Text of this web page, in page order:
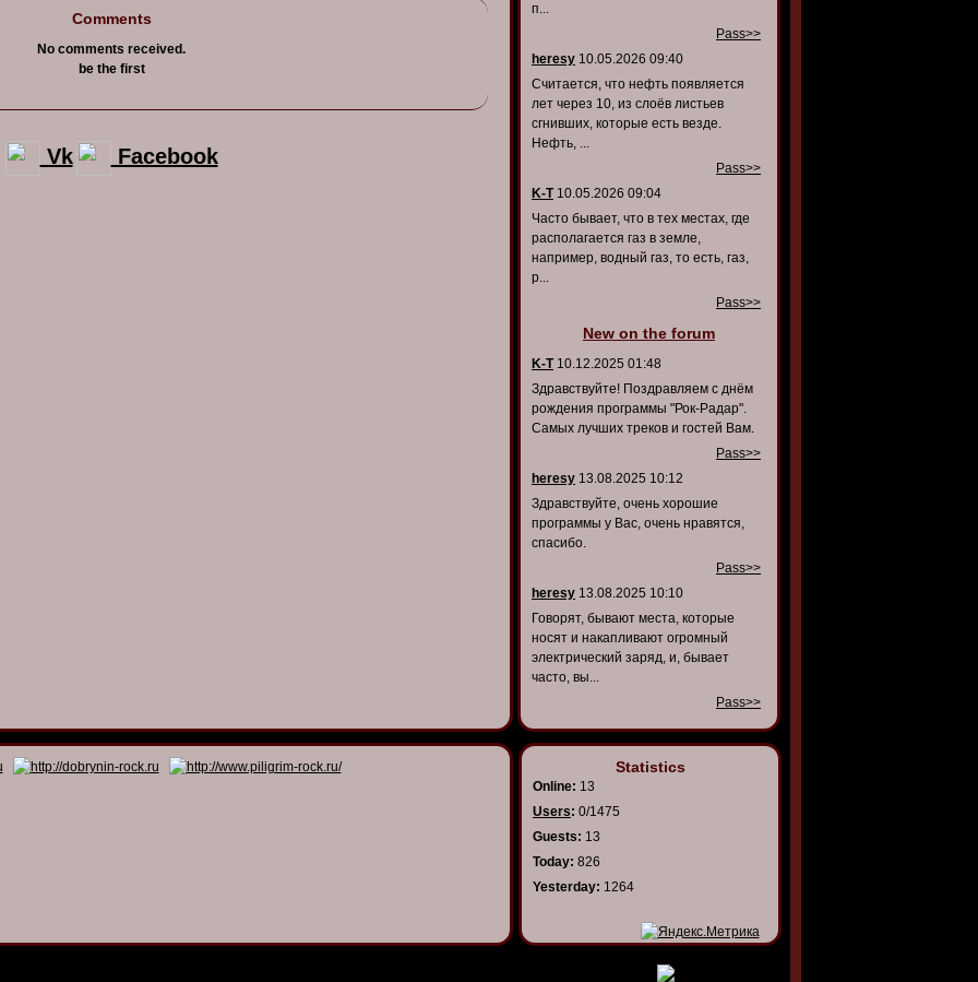
Comments
No comments received.
be the first
Vk Facebook
п...
Pass>>
heresy 10.05.2026 09:40
Считается, что нефть появляется
лет через 10, из слоёв листьев
сгнивших, которые есть везде.
Нефть, ...
Pass>>
K-T10.05.2026 09:04
Часто бывает, что в тех местах, где
располагается газ в земле,
например, водный газ, то есть, газ,
р...
Pass>>
New on the forum
K-T10.12.2025 01:48
Здравствуйте! Поздравляем с днём
рождения программы "Рок-Радар".
Самых лучших треков и гостей Вам.
Pass>>
heresy 13.08.2025 10:12
Здравствуйте, очень хорошие
программы у Вас, очень нравятся,
спасибо.
Pass>>
heresy 13.08.2025 10:10
Говорят, бывают места, которые
носят и накапливают огромный
электрический заряд, и, бывает
часто, вы...
Pass>>
Statistics
Online: 13
Users: 0/1475
Guests: 13
Today: 826
Yesterday: 1264